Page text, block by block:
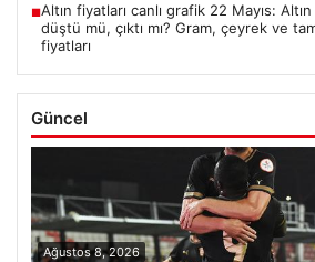
■Altın fiyatları canlı grafik 22 Mayıs:
düştü mü, çıktı mı? Gram, çeyrek ve
fiyatları
Güncel
Ağustos 8, 2026